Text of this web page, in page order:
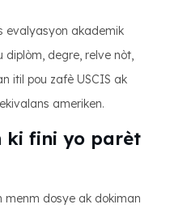
evalyasyon akademik
diplòm, degre, relve nòt,
itil pou zafè USCIS ak
ameriken.
ki fini yo parèt
menm dosye ak dokiman